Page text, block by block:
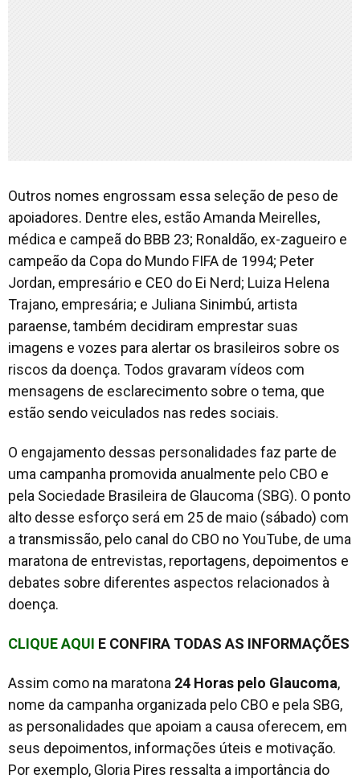
Outros nomes engrossam essa seleção de peso de
apoiadores. Dentre eles, estão Amanda Meirelles,
médica e campeã do BBB 23; Ronaldão, ex-zagueiro e
campeão da Copa do Mundo FIFA de 1994; Peter
Jordan, empresário e CEO do Ei Nerd; Luiza Helena
Trajano, empresária; e Juliana Sinimbú, artista
paraense, também decidiram emprestar suas
imagens e vozes para alertar os brasileiros sobre os
riscos da doença. Todos gravaram vídeos com
mensagens de esclarecimento sobre o tema, que
estão sendo veiculados nas redes sociais.
O engajamento dessas personalidades faz parte de
uma campanha promovida anualmente pelo CBO e
pela Sociedade Brasileira de Glaucoma (SBG). O ponto
alto desse esforço será em 25 de maio (sábado) com
a transmissão, pelo canal do CBO no YouTube, de uma
maratona de entrevistas, reportagens, depoimentos e
debates sobre diferentes aspectos relacionados à
doença.
CLIQUE AQUI E CONFIRA TODAS AS INFORMAÇÕES
Assim como na maratona 24 Horas pelo Glaucoma,
nome da campanha organizada pelo CBO e pela SBG,
as personalidades que apoiam a causa oferecem, em
seus depoimentos, informações úteis e motivação.
Por exemplo, Gloria Pires ressalta a importância do